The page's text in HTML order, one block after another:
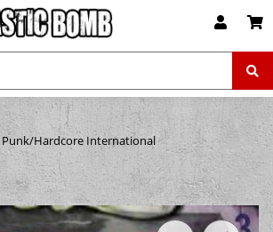
Punk/Hardcore International